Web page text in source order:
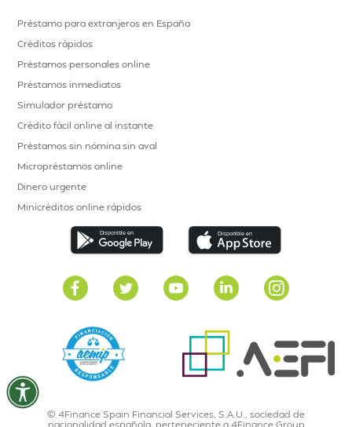
Préstamo para extranjeros en España
Créditos rápidos
Préstamos personales online
Préstamos inmediatos
Simulador préstamo
Crédito fácil online al instante
Préstamos sin nómina sin aval
Micropréstamos online
Dinero urgente
Minicréditos online rápidos
© 4Finance Spain Financial Services, S.A.U., sociedad de
nacionalidad española, perteneciente a 4Finance Group